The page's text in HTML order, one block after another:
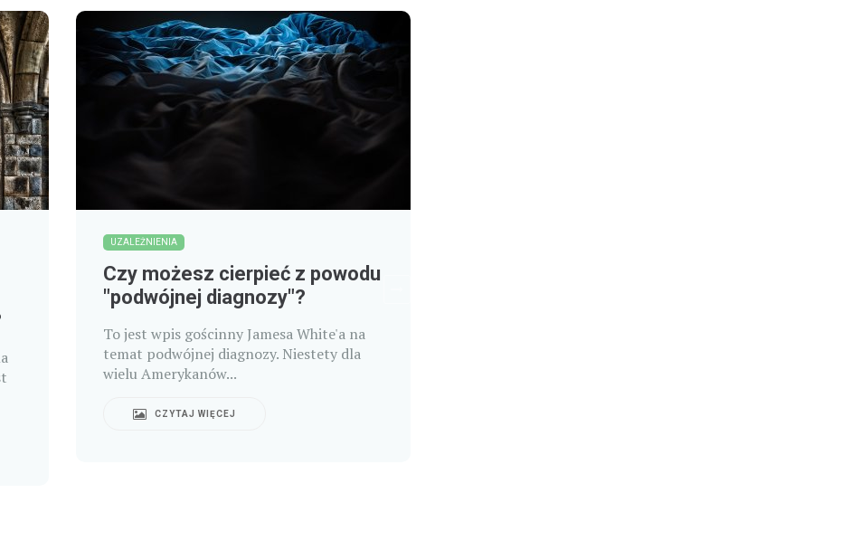
UZALEŻNIENIA
Czy możesz cierpieć z powodu
"podwójnej diagnozy"?
To jest wpis gościnny Jamesa White'a na
temat podwójnej diagnozy. Niestety dla
wielu Amerykanów...
CZYTAJ WIĘCEJ